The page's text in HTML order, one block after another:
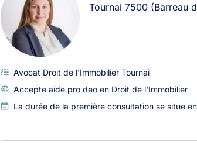
Tournai 7500 (Barreau
Avocat Droit de l'Immobilier Tournai
Accepte aide pro deo en Droit de l'Immobilier
La durée de la première consultation se situe